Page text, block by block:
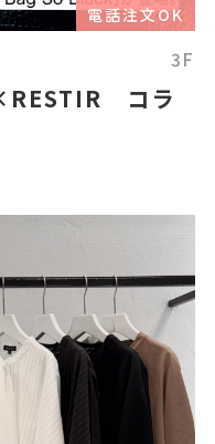
電話注文OK
3F
コラ